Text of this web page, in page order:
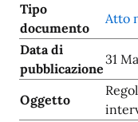
Tipo
documento
Atto
Data di
pubblicazione
31
Oggetto